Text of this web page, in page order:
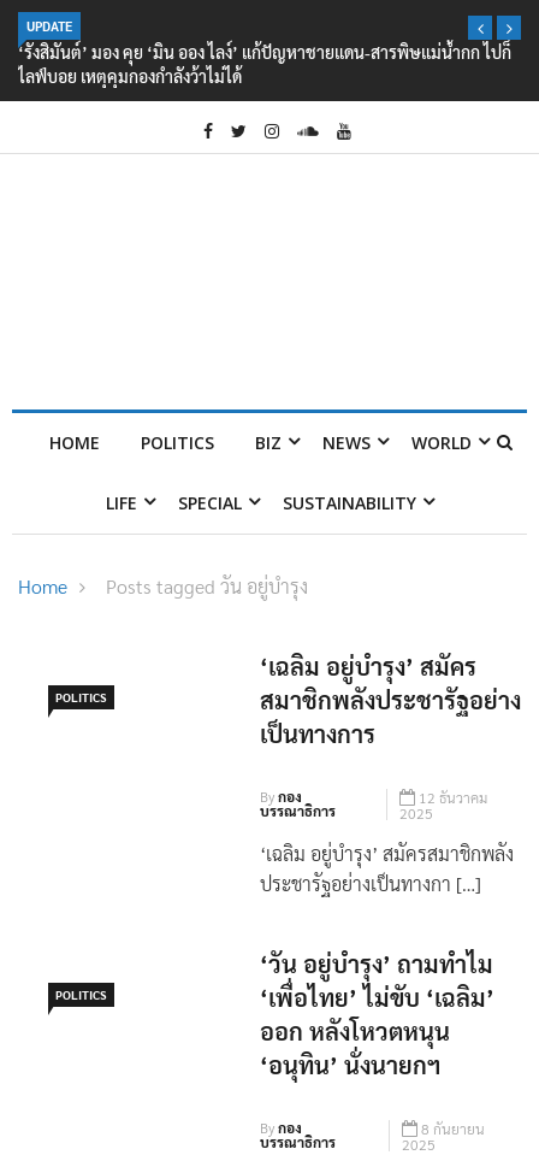
UPDATE
‘รังสิมันต์’ มอง คุย ‘มิน ออง ไลง์’ แก้ปัญหาชายแดน-สารพิษแม่น้ำกก ไปก็
ไลฟ์บอย เหตุคุมกองกำลังว้าไม่ได้
HOME POLITICS BIZ NEWS WORLD
LIFE SPECIAL SUSTAINABILITY
Home Posts tagged วัน อยู่บำรุง
POLITICS
‘เฉลิม อยู่บำรุง’ สมัคร
สมาชิกพลังประชารัฐอย่าง
เป็นทางการ
Byกอง
บรรณาธิการ
12 ธันวาคม
2025
‘เฉลิม อยู่บำรุง’ สมัครสมาชิกพลัง
ประชารัฐอย่างเป็นทางกา […]
POLITICS
‘วัน อยู่บำรุง’ ถามทำไม
‘เพื่อไทย’ ไม่ขับ ‘เฉลิม’
ออก หลังโหวตหนุน
‘อนุทิน’ นั่งนายกฯ
Byกอง
บรรณาธิการ
8 กันยายน
2025